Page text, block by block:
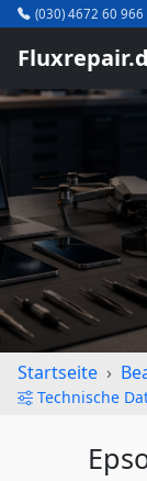
(030) 4672 60 966
Startseite
Technische